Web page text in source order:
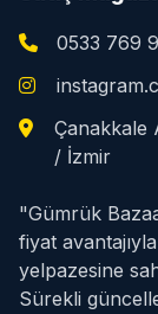
0533 769
Çanakkale
/ İzmir
"Gümrük
fiyat
yelpazesine
Sürekli